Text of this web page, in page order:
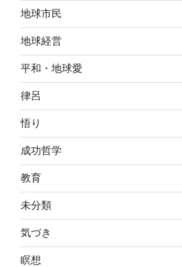
地球市民
地球経営
平和・地球愛
律呂
悟り
成功哲学
教育
未分類
気づき
瞑想